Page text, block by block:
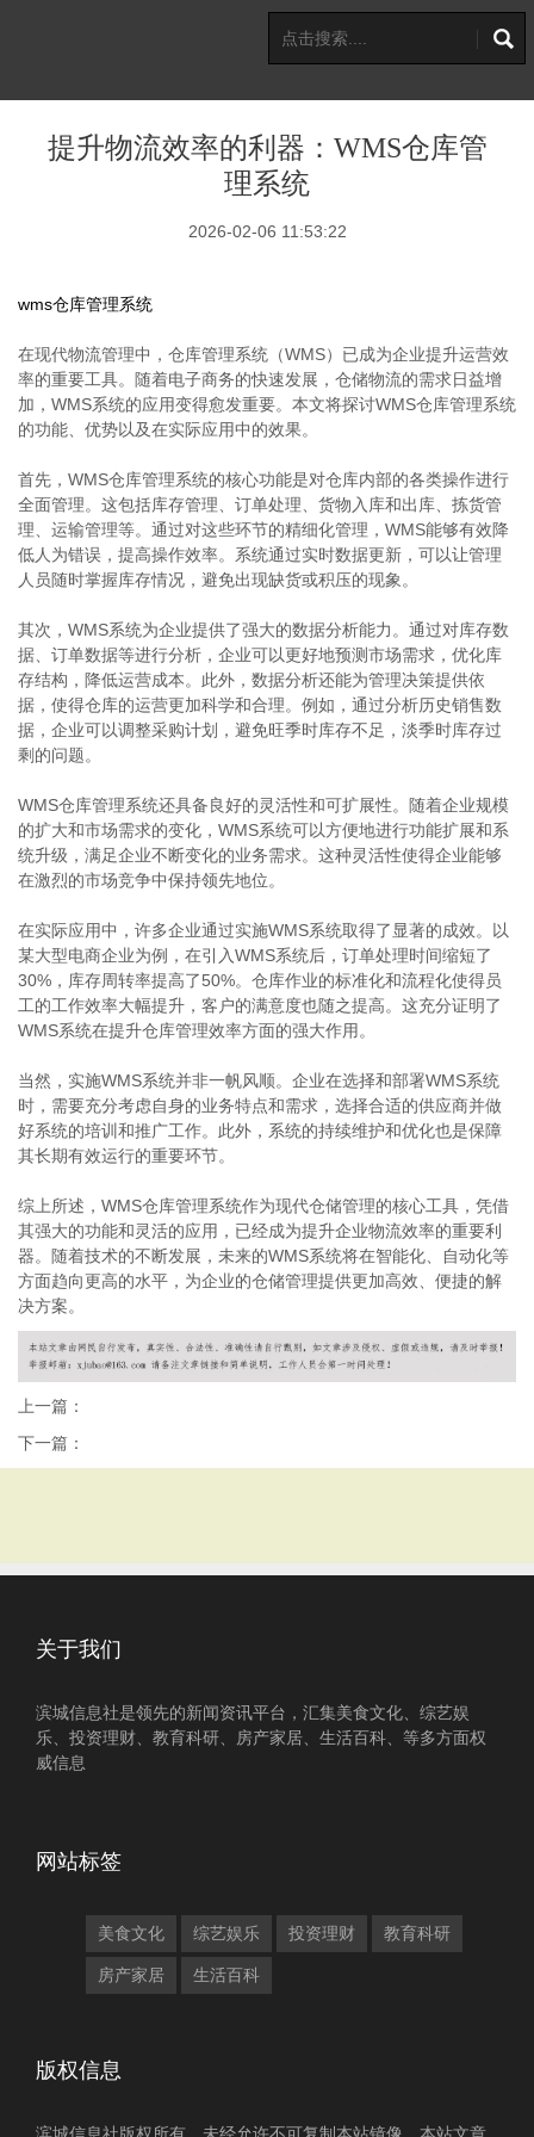
提升物流效率的利器：WMS仓库管
理系统
2026-02-06 11:53:22
wms仓库管理系统
在现代物流管理中，仓库管理系统（WMS）已成为企业提升运营效
率的重要工具。随着电子商务的快速发展，仓储物流的需求日益增
加，WMS系统的应用变得愈发重要。本文将探讨WMS仓库管理系统
的功能、优势以及在实际应用中的效果。
首先，WMS仓库管理系统的核心功能是对仓库内部的各类操作进行
全面管理。这包括库存管理、订单处理、货物入库和出库、拣货管
理、运输管理等。通过对这些环节的精细化管理，WMS能够有效降
低人为错误，提高操作效率。系统通过实时数据更新，可以让管理
人员随时掌握库存情况，避免出现缺货或积压的现象。
其次，WMS系统为企业提供了强大的数据分析能力。通过对库存数
据、订单数据等进行分析，企业可以更好地预测市场需求，优化库
存结构，降低运营成本。此外，数据分析还能为管理决策提供依
据，使得仓库的运营更加科学和合理。例如，通过分析历史销售数
据，企业可以调整采购计划，避免旺季时库存不足，淡季时库存过
剩的问题。
WMS仓库管理系统还具备良好的灵活性和可扩展性。随着企业规模
的扩大和市场需求的变化，WMS系统可以方便地进行功能扩展和系
统升级，满足企业不断变化的业务需求。这种灵活性使得企业能够
在激烈的市场竞争中保持领先地位。
在实际应用中，许多企业通过实施WMS系统取得了显著的成效。以
某大型电商企业为例，在引入WMS系统后，订单处理时间缩短了
30%，库存周转率提高了50%。仓库作业的标准化和流程化使得员
工的工作效率大幅提升，客户的满意度也随之提高。这充分证明了
WMS系统在提升仓库管理效率方面的强大作用。
当然，实施WMS系统并非一帆风顺。企业在选择和部署WMS系统
时，需要充分考虑自身的业务特点和需求，选择合适的供应商并做
好系统的培训和推广工作。此外，系统的持续维护和优化也是保障
其长期有效运行的重要环节。
综上所述，WMS仓库管理系统作为现代仓储管理的核心工具，凭借
其强大的功能和灵活的应用，已经成为提升企业物流效率的重要利
器。随着技术的不断发展，未来的WMS系统将在智能化、自动化等
方面趋向更高的水平，为企业的仓储管理提供更加高效、便捷的解
决方案。
上一篇：
下一篇：
关于我们
滨城信息社是领先的新闻资讯平台，汇集美食文化、综艺娱
乐、投资理财、教育科研、房产家居、生活百科、等多方面权
威信息
网站标签
美食文化 综艺娱乐 投资理财 教育科研
房产家居 生活百科
版权信息